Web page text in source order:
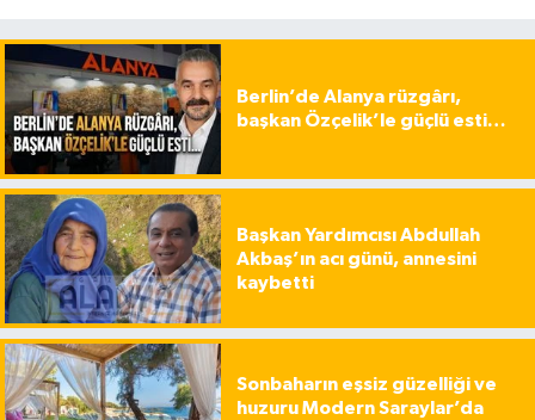
Berlin’de Alanya rüzgârı,
başkan Özçelik’le güçlü esti…
Başkan Yardımcısı Abdullah
Akbaş’ın acı günü, annesini
kaybetti
Sonbaharın eşsiz güzelliği ve
huzuru Modern Saraylar’da